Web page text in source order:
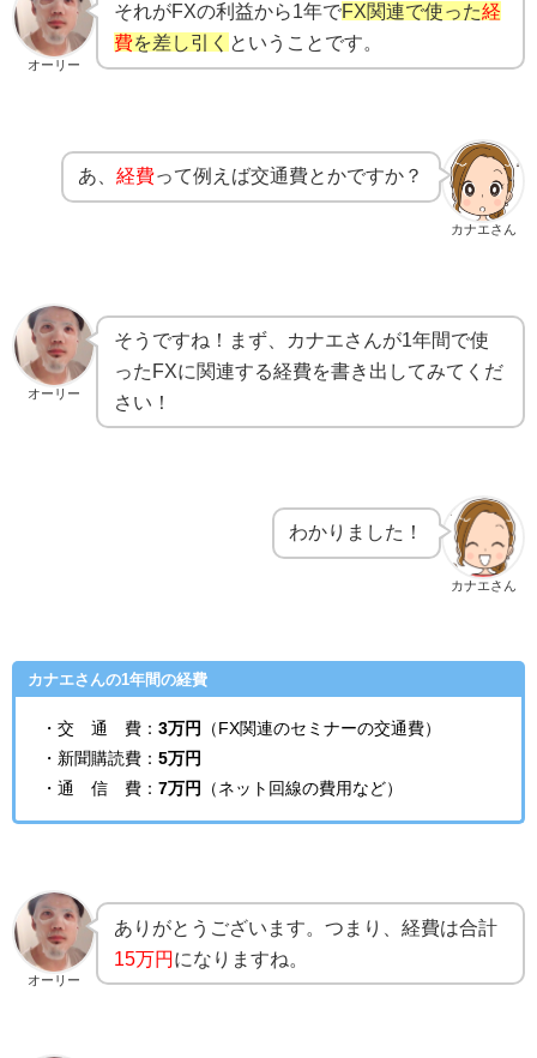
オーリー
それがFXの利益から1年でFX関連で使った経
費を差し引く ということです。
カナエさん
あ、経費って例えば交通費とかですか？
オーリー
そうですね！まず、カナエさんが1年間で使
ったFXに関連する経費を書き出してみてくだ
さい！
カナエさん
わかりました！
カナエさんの1年間の経費
・交 通 費： 3万円
（FX関連のセミナーの交通費）
・新聞購読費： 5万円
・通 信 費： 7万円 （ネット回線の費用など）
オーリー
ありがとうございます。つまり、経費は合計
15万円 になりますね。